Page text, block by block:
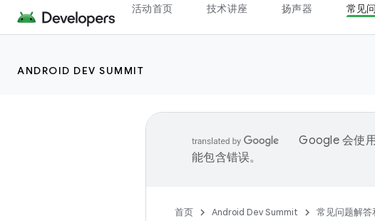
活动首页 技术讲座 扬声器 常见
ANDROID DEV SUMMIT
Google 会使
能包含错误。
首页 Android Dev Summit 常见问题解答